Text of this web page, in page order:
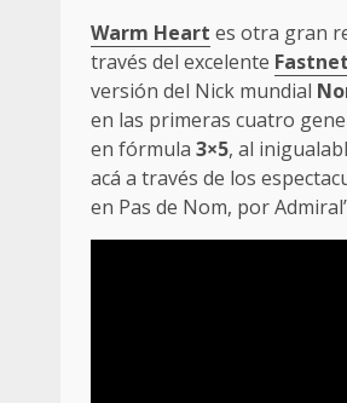
Warm Heart es otra gran
través del excelente
versión del Nick mundial
en las primeras cuatro
en fórmula 3×5, al
acá a través de los
en Pas de Nom, por